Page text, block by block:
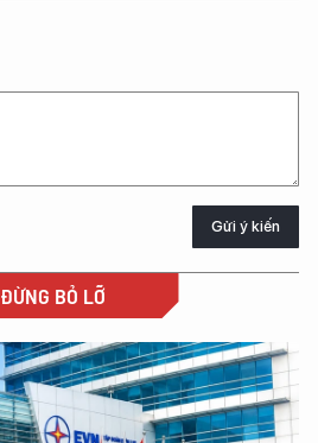
Gửi ý kiến
ĐỪNG BỎ LỠ